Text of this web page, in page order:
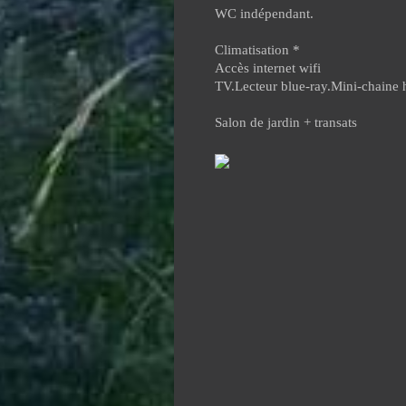
WC indépendant.
Climatisation *
Accès internet wifi
TV.Lecteur blue-ray.Mini-chaine
Salon de jardin + transats